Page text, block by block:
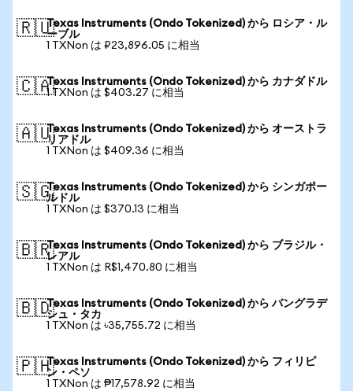
🇷🇺Texas Instruments (Ondo Tokenized) から ロシア・ル
ーブル
1 TXNon は ₽23,896.05 に相当
🇨🇦Texas Instruments (Ondo Tokenized) から カナダドル
1 TXNon は $403.27 に相当
🇦🇺Texas Instruments (Ondo Tokenized) から オーストラ
リアドル
1 TXNon は $409.36 に相当
🇸🇬Texas Instruments (Ondo Tokenized) から シンガポー
ルドル
1 TXNon は $370.13 に相当
🇧🇷Texas Instruments (Ondo Tokenized) から ブラジル・
レアル
1 TXNon は R$1,470.80 に相当
🇧🇩Texas Instruments (Ondo Tokenized) から バングラデ
シュ・タカ
1 TXNon は ৳35,755.72 に相当
🇵🇭Texas Instruments (Ondo Tokenized) から フィリピ
ン・ペソ
1 TXNon は ₱17,578.92 に相当